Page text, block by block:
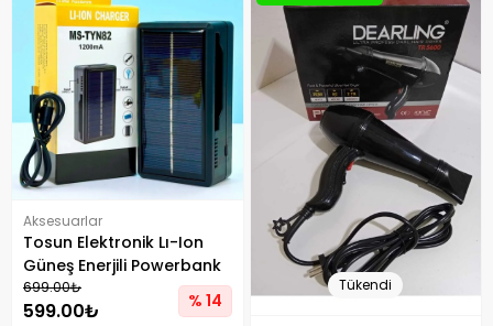
Aksesuarlar
Tosun Elektronik Lı-Ion
Güneş Enerjili Powerbank
Özellikli Pil Şarj Makinesi
699.00₺
599.00₺ % 14
Tükendi